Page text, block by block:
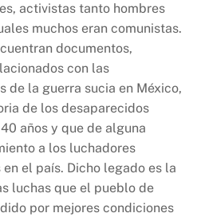
activistas tanto hombres
muchos eran comunistas.
documentos,
con las
de la guerra sucia en México,
de los desaparecidos
años y que de alguna
a los luchadores
el país. Dicho legado es la
luchas que el pueblo de
por mejores condiciones